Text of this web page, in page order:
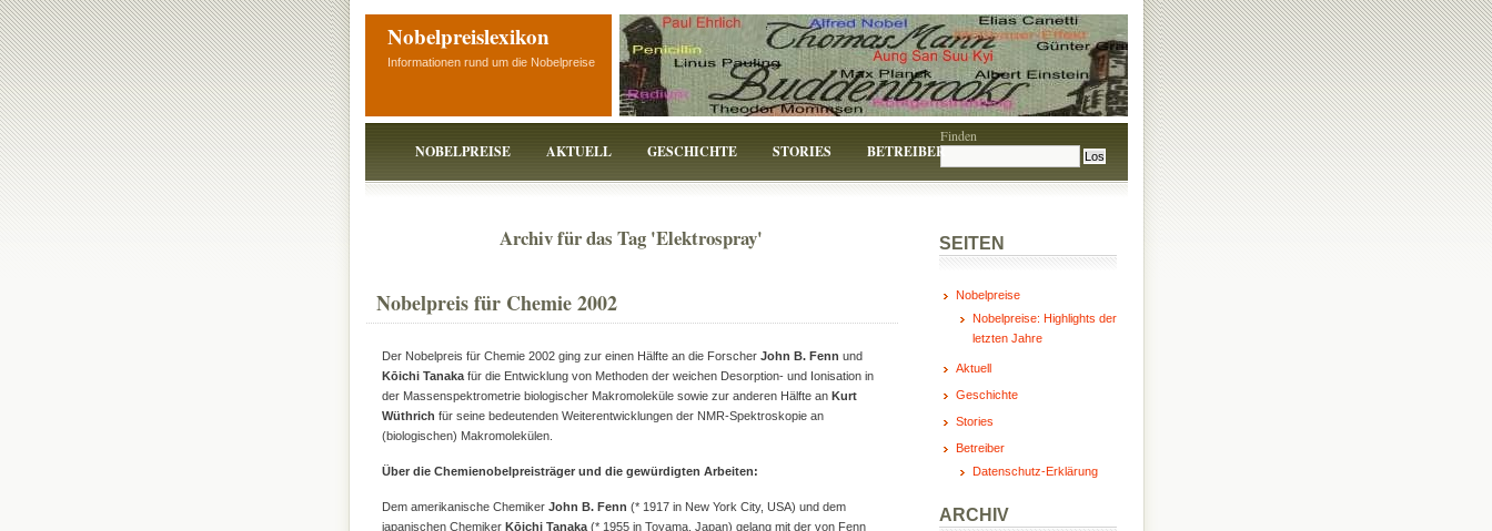
Nobelpreislexikon
Informationen rund um die Nobelpreise
NOBELPREISE AKTUELL GESCHICHTE STORIES BETREIBER
Finden
Archiv für das Tag 'Elektrospray'
Nobelpreis für Chemie 2002
Der Nobelpreis für Chemie 2002 ging zur einen Hälfte an die Forscher John B. Fenn und
Kōichi Tanakafür die Entwicklung von Methoden der weichen Desorption- und Ionisation in
der Massenspektrometrie biologischer Makromoleküle sowie zur anderen Hälfte an Kurt
Wüthrich für seine bedeutenden Weiterentwicklungen der NMR-Spektroskopie an
(biologischen) Makromolekülen.
Über die Chemienobelpreisträger und die gewürdigten Arbeiten:
Dem amerikanische Chemiker John B. Fenn (* 1917 in New York City, USA) und dem
japanischen Chemiker Kōichi Tanaka(* 1955 in Toyama, Japan) gelang mit der von Fenn
SEITEN
Nobelpreise
Nobelpreise: Highlights der
letzten Jahre
Aktuell
Geschichte
Stories
Betreiber
Datenschutz-Erklärung
ARCHIV